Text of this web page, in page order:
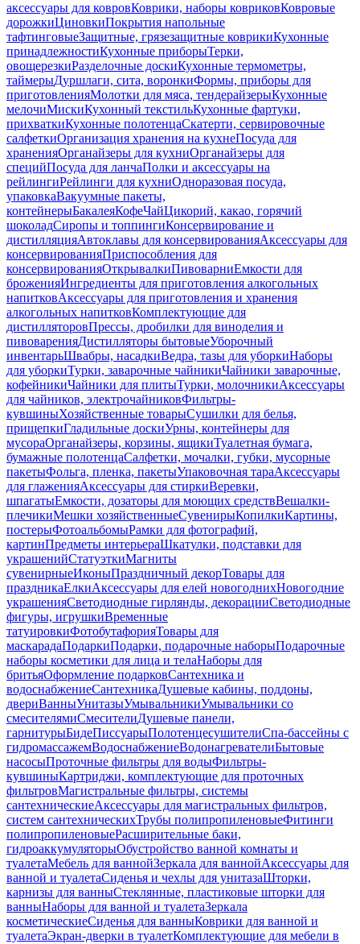
аксессуары для ковровКоврики, наборы ковриковКовровые
дорожкиЦиновкиПокрытия напольные
тафтинговыеЗащитные, грязезащитные коврикиКухонные
принадлежностиКухонные приборыТерки,
овощерезкиРазделочные доскиКухонные термометры,
таймерыДуршлаги, сита, воронкиФормы, приборы для
приготовленияМолотки для мяса, тендерайзерыКухонные
мелочиМискиКухонный текстильКухонные фартуки,
прихваткиКухонные полотенцаСкатерти, сервировочные
салфеткиОрганизация хранения на кухнеПосуда для
храненияОрганайзеры для кухниОрганайзеры для
специйПосуда для ланчаПолки и аксессуары на
рейлингиРейлинги для кухниОдноразовая посуда,
упаковкаВакуумные пакеты,
контейнерыБакалеяКофеЧайЦикорий, какао, горячий
шоколадСиропы и топпингиКонсервирование и
дистилляцияАвтоклавы для консервированияАксессуары для
консервированияПриспособления для
консервированияОткрывалкиПивоварниЕмкости для
броженияИнгредиенты для приготовления алкогольных
напитковАксессуары для приготовления и хранения
алкогольных напитковКомплектующие для
дистилляторовПрессы, дробилки для виноделия и
пивоваренияДистилляторы бытовыеУборочный
инвентарьШвабры, насадкиВедра, тазы для уборкиНаборы
для уборкиТурки, заварочные чайникиЧайники заварочные,
кофейникиЧайники для плитыТурки, молочникиАксессуары
для чайников, электрочайниковФильтры-
кувшиныХозяйственные товарыСушилки для белья,
прищепкиГладильные доскиУрны, контейнеры для
мусораОрганайзеры, корзины, ящикиТуалетная бумага,
бумажные полотенцаСалфетки, мочалки, губки, мусорные
пакетыФольга, пленка, пакетыУпаковочная тараАксессуары
для глаженияАксессуары для стиркиВеревки,
шпагатыЕмкости, дозаторы для моющих средствВешалки-
плечикиМешки хозяйственныеСувенирыКопилкиКартины,
постерыФотоальбомыРамки для фотографий,
картинПредметы интерьераШкатулки, подставки для
украшенийСтатуэткиМагниты
сувенирныеИконыПраздничный декорТовары для
праздникаЕлкиАксессуары для елей новогоднихНовогодние
украшенияСветодиодные гирлянды, декорацииСветодиодные
фигуры, игрушкиВременные
татуировкиФотобутафорияТовары для
маскарадаПодаркиПодарки, подарочные наборыПодарочные
наборы косметики для лица и телаНаборы для
бритьяОформление подарковСантехника и
водоснабжениеСантехникаДушевые кабины, поддоны,
двериВанныУнитазыУмывальникиУмывальники со
смесителямиСмесителиДушевые панели,
гарнитурыБидеПиссуарыПолотенцесушителиСпа-бассейны с
гидромассажемВодоснабжениеВодонагревателиБытовые
насосыПроточные фильтры для водыФильтры-
кувшиныКартриджи, комплектующие для проточных
фильтровМагистральные фильтры, системы
сантехническиеАксессуары для магистральных фильтров,
систем сантехническихТрубы полипропиленовыеФитинги
полипропиленовыеРасширительные баки,
гидроаккумуляторыОбустройство ванной комнаты и
туалетаМебель для ваннойЗеркала для ваннойАксессуары для
ванной и туалетаСиденья и чехлы для унитазаШторки,
карнизы для ванныСтеклянные, пластиковые шторки для
ванныНаборы для ванной и туалетаЗеркала
косметическиеСиденья для ванныКоврики для ванной и
туалетаЭкран-дверки в туалетКомплектующие для мебели в